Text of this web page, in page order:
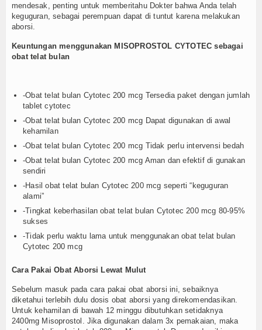
mendesak, penting untuk memberitahu Dokter bahwa Anda telah
keguguran, sebagai perempuan dapat di tuntut karena melakukan
aborsi.
Keuntungan menggunakan MISOPROSTOL CYTOTEC sebagai
obat telat bulan
-Obat telat bulan Cytotec 200 mcg Tersedia paket dengan jumlah
tablet cytotec
-Obat telat bulan Cytotec 200 mcg Dapat digunakan di awal
kehamilan
-Obat telat bulan Cytotec 200 mcg Tidak perlu intervensi bedah
-Obat telat bulan Cytotec 200 mcg Aman dan efektif di gunakan
sendiri
-Hasil obat telat bulan Cytotec 200 mcg seperti “keguguran
alami”
-Tingkat keberhasilan obat telat bulan Cytotec 200 mcg 80-95%
sukses
-Tidak perlu waktu lama untuk menggunakan obat telat bulan
Cytotec 200 mcg
Cara Pakai Obat Aborsi Lewat Mulut
Sebelum masuk pada cara pakai obat aborsi ini, sebaiknya
diketahui terlebih dulu dosis obat aborsi yang direkomendasikan.
Untuk kehamilan di bawah 12 minggu dibutuhkan setidaknya
2400mg Misoprostol. Jika digunakan dalam 3x pemakaian, maka